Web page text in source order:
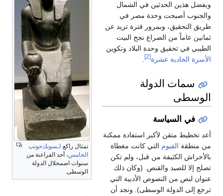
تمثال راكع لـسوبك‌حوتپ
الخامس، أحد الفراعنة من
سنوات اضمحلال الدولة
الوسطى.
وبفضل هذين الحدثين في الشمال
والجنوب أصبحت وحدة مصر في
طريق التحقيق، وبمرور فترة تزيد عن
ثمانين عاماً من الصراع نجح البيت
الطيبي في تحقيق وحدة البلاد وتكوين
الأسرة الحادية عشرة[2]
.
سمات الدولة
الوسطى
في السياسة
أعد تخطيط متقن لأكبر استفادة ممكنة
من منطقة الفيوم التي كانت مغطاة
بالأحراش الكثيفة من قبل، ولم تكن
تصلح إلا للصيد والقنص. (وكان ذلك
عنوان لنص من النصوص الأدبية التي
ترجع إلى الدولة الوسطى). ونجد أن